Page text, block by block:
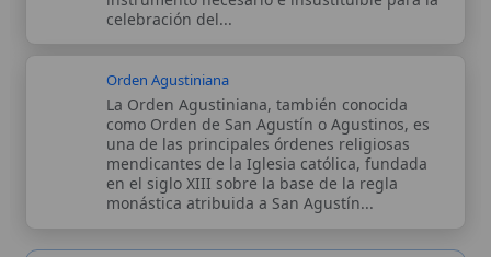
Artículo supervisado por el Comité
editorial de Wikitólica. Las afirmaciones
del artículo están basadas y contrastadas
usando fuentes catolicas: escritos
patrísticos, de santos, artículos
teológicos, documentos históricos, actas
de concilios, encíclicas, fuentes